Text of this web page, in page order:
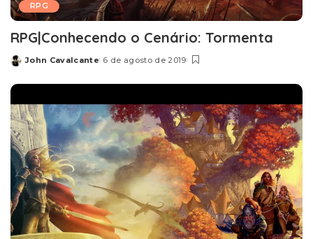
RPG
RPG|Conhecendo o Cenário: Tormenta
Posted
John Cavalcante 6 de agosto de 2019